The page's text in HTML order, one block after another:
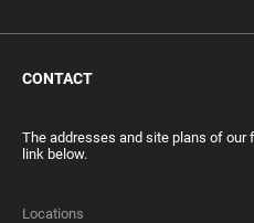
CONTACT
The addresses and site plans of
link below.
Locations